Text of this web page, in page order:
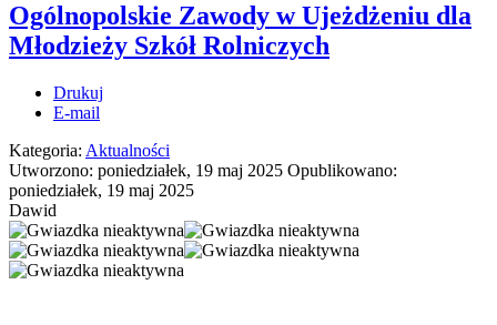
Ogólnopolskie Zawody w Ujeżdżeniu dla
Młodzieży Szkół Rolniczych
Drukuj
E-mail
Kategoria: Aktualności
Utworzono: poniedziałek, 19 maj 2025 Opublikowano:
poniedziałek, 19 maj 2025
Dawid